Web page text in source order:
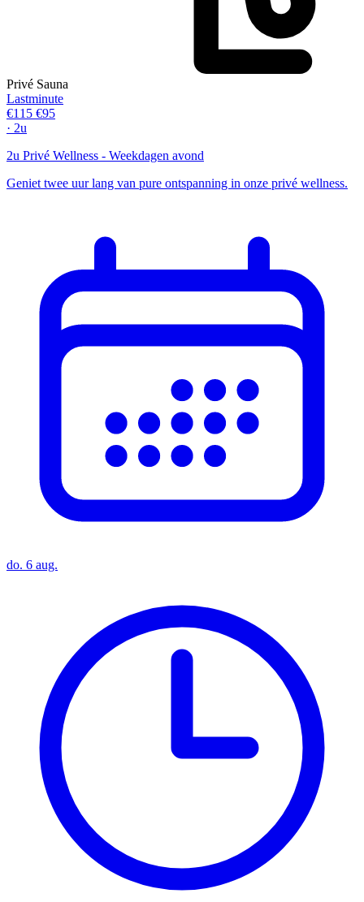
Privé Sauna
Lastminute
€115 €95
· 2u
2u Privé Wellness - Weekdagen avond
Geniet twee uur lang van pure ontspanning in onze privé wellness.
do. 6 aug.